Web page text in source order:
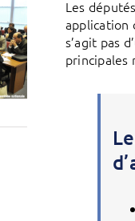
Les
application
s’agit pas
principales